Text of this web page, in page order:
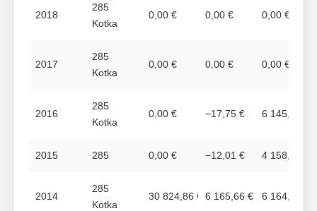
2018
285
Kotka
0,00 € 0,00 € 0,00 €
2017
285
Kotka
0,00 € 0,00 € 0,00 €
2016
285
Kotka
0,00 € −17,75 € 6 145,92 €
2015 285 0,00 € −12,01 € 4 158,60 €
2014
285
Kotka
30 824,86 € 6 165,66 € 6 164,97 €